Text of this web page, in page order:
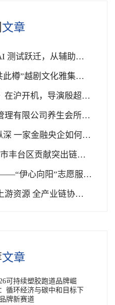
文章
辅助工具到软件工程基础设施
越剧文化雅集在杭举行
超携手礼仪专家周思敏聚焦国民健康
限公司养生会所盛大开业
央企如何连接国家战略与民生需求
贡献突出链长单位”奖项
服务队开展幼儿园科普公益志愿活动
产业链协同再塑成长新动能
文章
可持续塑胶跑道品牌崛
循环经济与碳中和目标下
牌新赛道